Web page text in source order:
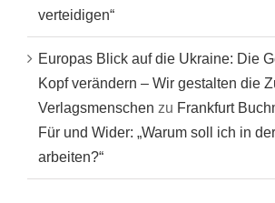
verteidigen“
Europas Blick auf die Ukraine: Die
Kopf verändern – Wir gestalten die
Verlagsmenschen zu Frankfurt
Für und Wider: „Warum soll ich in
arbeiten?“